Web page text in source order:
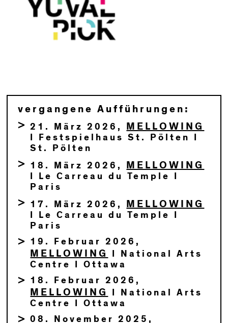
vergangene Aufführungen:
21. März 2026, MELLOWING
I Festspielhaus St. Pölten I
St. Pölten
18. März 2026,
MELLOWING
I Le Carreau du Temple I
Paris
17. März 2026,
MELLOWING
I Le Carreau du Temple I
Paris
19. Februar 2026,
MELLOWING
I National Arts
Centre I Ottawa
18. Februar 2026,
MELLOWING
I National Arts
Centre I Ottawa
08. November 2025,